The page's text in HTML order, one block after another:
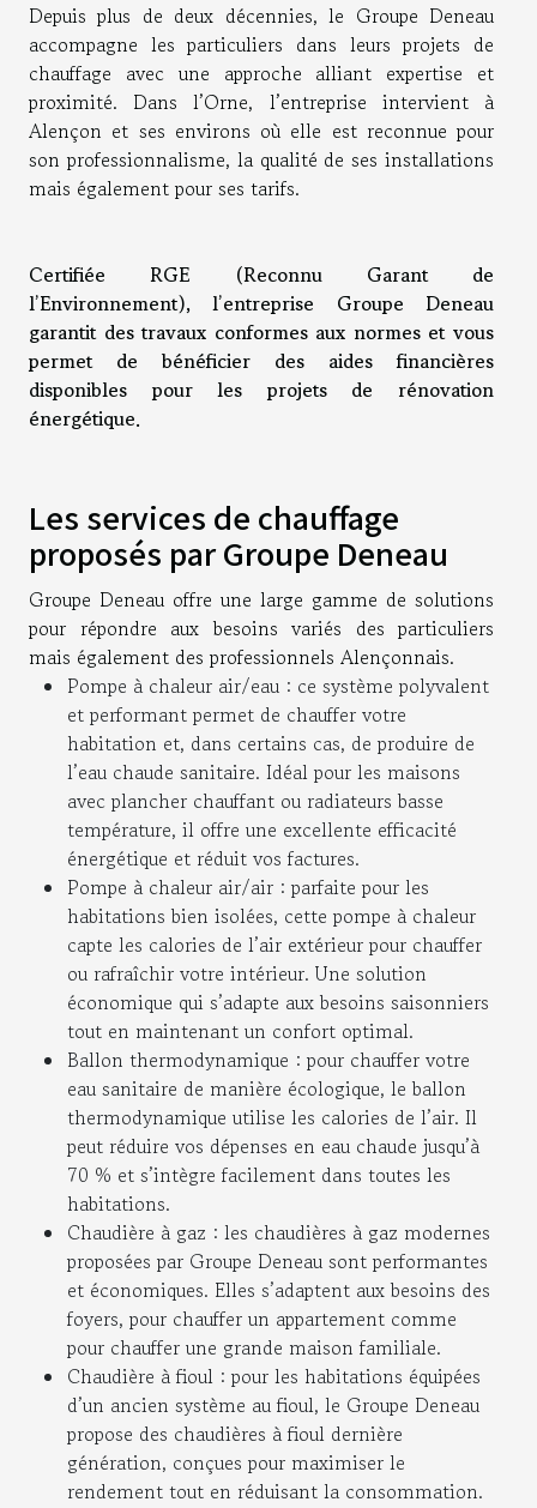
Depuis plus de deux décennies, le Groupe Deneau
accompagne les particuliers dans leurs projets de
chauffage avec une approche alliant expertise et
proximité. Dans l’Orne, l’entreprise intervient à
Alençon et ses environs où elle est reconnue pour
son professionnalisme, la qualité de ses installations
mais également pour ses tarifs.
Certifiée RGE (Reconnu Garant de
l’Environnement), l’entreprise Groupe Deneau
garantit des travaux conformes aux normes et vous
permet de bénéficier des aides financières
disponibles pour les projets de rénovation
énergétique.
Les services de chauffage
proposés par Groupe Deneau
Groupe Deneau offre une large gamme de solutions
pour répondre aux besoins variés des particuliers
mais également des professionnels Alençonnais.
Pompe à chaleur air/eau : ce système polyvalent
et performant permet de chauffer votre
habitation et, dans certains cas, de produire de
l’eau chaude sanitaire. Idéal pour les maisons
avec plancher chauffant ou radiateurs basse
température, il offre une excellente efficacité
énergétique et réduit vos factures.
Pompe à chaleur air/air : parfaite pour les
habitations bien isolées, cette pompe à chaleur
capte les calories de l’air extérieur pour chauffer
ou rafraîchir votre intérieur. Une solution
économique qui s’adapte aux besoins saisonniers
tout en maintenant un confort optimal.
Ballon thermodynamique : pour chauffer votre
eau sanitaire de manière écologique, le ballon
thermodynamique utilise les calories de l’air. Il
peut réduire vos dépenses en eau chaude jusqu’à
70 % et s’intègre facilement dans toutes les
habitations.
Chaudière à gaz : les chaudières à gaz modernes
proposées par Groupe Deneau sont performantes
et économiques. Elles s’adaptent aux besoins des
foyers, pour chauffer un appartement comme
pour chauffer une grande maison familiale.
Chaudière à fioul : pour les habitations équipées
d’un ancien système au fioul, le Groupe Deneau
propose des chaudières à fioul dernière
génération, conçues pour maximiser le
rendement tout en réduisant la consommation.